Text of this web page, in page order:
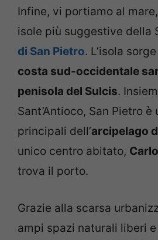
Infine, vi portiamo al
isole più suggestive della
di San Pietro. L’isola
costa sud-occidentale
penisola del Sulcis.
Sant’Antioco, San Pietro
principali dell’arcipelago
unico centro abitato,
trova il porto.
Grazie alla scarsa
ampi spazi naturali liberi